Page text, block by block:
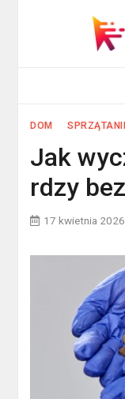
DOM
Jak
rdzy
17 kwietnia 2026